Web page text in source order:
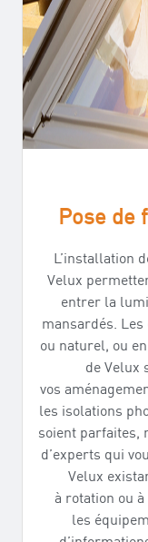
Pose de
L’installation
Velux
entrer la
mansardés.
ou naturel, ou
de Velux
vos
les isolations
soient parfaites,
d’experts qui
Velux
à rotation ou
les